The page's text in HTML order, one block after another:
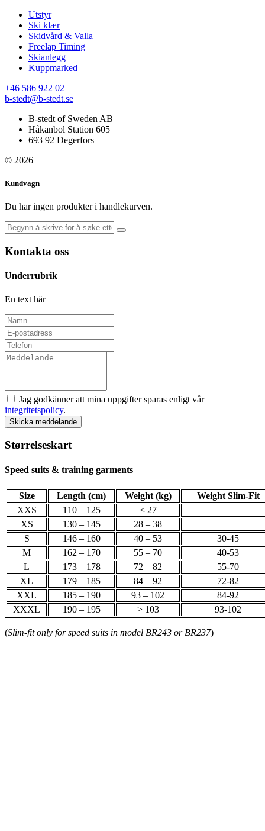
Utstyr
Ski klær
Skidvård & Valla
Freelap Timing
Skianlegg
Kuppmarked
+46 586 922 02
b-stedt@b-stedt.se
B-stedt of Sweden AB
Håkanbol Station 605
693 92 Degerfors
© 2026
Kundvagn
Du har ingen produkter i handlekurven.
Kontakta oss
Underrubrik
En text här
Jag godkänner att mina uppgifter sparas enligt vår
integritetspolicy.
Skicka meddelande
Størrelseskart
Speed suits & training garments
Size Length (cm) Weight (kg)
Weight Slim-Fit
XXS
110 – 125
< 27
XS
130 – 145
28 – 38
S
146 – 160 40 – 53
30-45
M
162 – 170 55 – 70
40-53
L
173 – 178 72 – 82
55-70
XL
179 – 185 84 – 92
72-82
XXL
185 – 190 93 – 102
84-92
XXXL
190 – 195 > 103 93-102
(Slim-fit only for speed suits in model BR243 or BR237)